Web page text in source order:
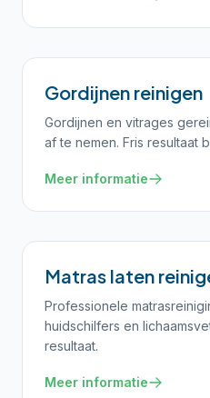
Gordijnen reinigen
Gordijnen en vitrages
af te nemen. Fris resultaat
Meer informatie
Matras laten
Professionele
huidschilfers en
resultaat.
Meer informatie